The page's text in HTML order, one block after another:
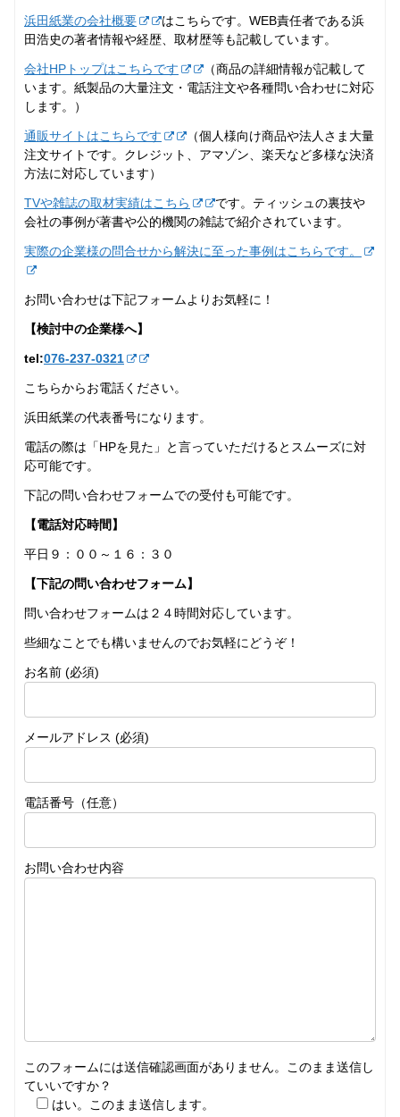
浜田紙業の会社概要
はこちらです。WEB責任者である浜
田浩史の著者情報や経歴、取材歴等も記載しています。
会社HPトップはこちらです
（商品の詳細情報が記載して
います。紙製品の大量注文・電話注文や各種問い合わせに対応
します。）
通販サイトはこちらです
（個人様向け商品や法人さま大量
注文サイトです。クレジット、アマゾン、楽天など多様な決済
方法に対応しています）
TVや雑誌の取材実績はこちら
です。ティッシュの裏技や
会社の事例が著書や公的機関の雑誌で紹介されています。
実際の企業様の問合せから解決に至った事例はこちらです。
お問い合わせは下記フォームよりお気軽に！
【検討中の企業様へ】
tel:076-237‐0321
こちらからお電話ください。
浜田紙業の代表番号になります。
電話の際は「HPを見た」と言っていただけるとスムーズに対
応可能です。
下記の問い合わせフォームでの受付も可能です。
【電話対応時間】
平日９：００～１６：３０
【下記の問い合わせフォーム】
問い合わせフォームは２４時間対応しています。
些細なことでも構いませんのでお気軽にどうぞ！
お名前 (必須)
メールアドレス (必須)
電話番号（任意）
お問い合わせ内容
このフォームには送信確認画面がありません。このまま送信し
ていいですか？
はい。このまま送信します。